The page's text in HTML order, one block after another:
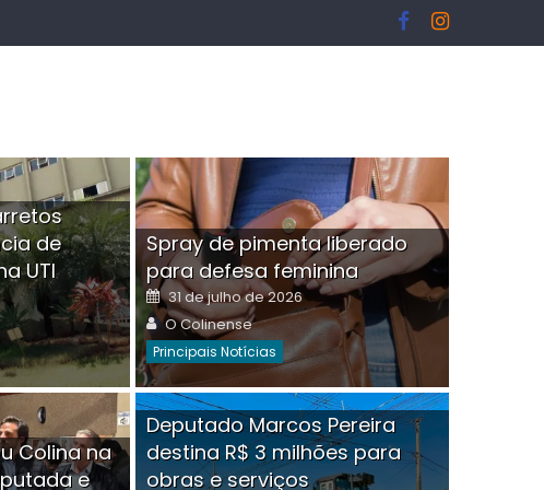
Ângelo Martins Tristão é
mascarado
Author
O Colinense Comment(0)
de
UTI
Spray de pimenta liberado
para defesa feminina
Posted
on
31 de julho de 2026
Author
O Colinense
Principais Notícias
Colina na
e
Deputado Marcos Pereira
destina R$ 3 milhões para
obras e serviços